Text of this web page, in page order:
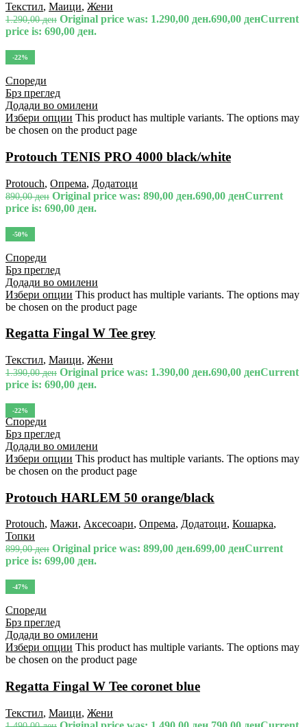
Текстил, Маици, Жени
1.290,00ден Original price was: 1.290,00 ден.690,00 денCurrent
price is: 690,00 ден.
-22%
Спореди
Брз преглед
Додади во омилени
Избери опции This product has multiple variants. The options may
be chosen on the product page
Protouch TENIS PRO 4000 black/white
Protouch, Опрема, Додатоци
890,00ден Original price was: 890,00 ден.690,00 денCurrent
price is: 690,00 ден.
-50%
Спореди
Брз преглед
Додади во омилени
Избери опции This product has multiple variants. The options may
be chosen on the product page
Regatta Fingal W Tee grey
Текстил, Маици, Жени
1.390,00ден Original price was: 1.390,00 ден.690,00 денCurrent
price is: 690,00 ден.
-22%
Спореди
Брз преглед
Додади во омилени
Избери опции This product has multiple variants. The options may
be chosen on the product page
Protouch HARLEM 50 orange/black
Protouch, Мажи, Аксесоари, Опрема, Додатоци, Кошарка,
Топки
899,00ден Original price was: 899,00 ден.699,00 денCurrent
price is: 699,00 ден.
-47%
Спореди
Брз преглед
Додади во омилени
Избери опции This product has multiple variants. The options may
be chosen on the product page
Regatta Fingal W Tee coronet blue
Текстил, Маици, Жени